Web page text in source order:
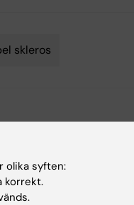
skleros
olika syften:
korrekt.